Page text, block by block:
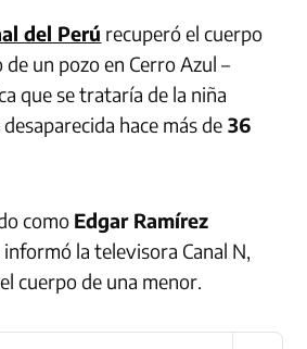
del Perú recuperó el cuerpo
un pozo en Cerro Azul –
que se trataría de la niña
hace más de 36
como Edgar Ramírez
la televisora Canal N,
cuerpo de una menor.